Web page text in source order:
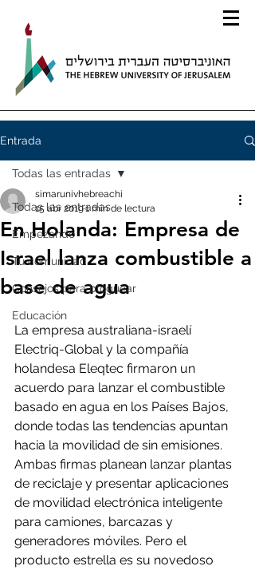
Entrada
Todas las entradas
Empezando
Tu comunidad
Consejos para bloguear
Educación
Todas las entradas
En Holanda: Empresa de
Israel lanza combustible a
base de agua
simarunivhebreachi
15 abr 20191 min de lectura
La empresa australiana-israelí
Electriq-Global y la compañía
holandesa Eleqtec firmaron un
acuerdo para lanzar el combustible
basado en agua en los Países Bajos,
donde todas las tendencias apuntan
hacia la movilidad de sin emisiones.
Ambas firmas planean lanzar plantas
de reciclaje y presentar aplicaciones
de movilidad electrónica inteligente
para camiones, barcazas y
generadores móviles. Pero el
producto estrella es su novedoso